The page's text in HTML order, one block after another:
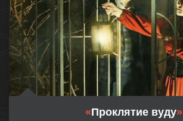
«Проклятие вуду»